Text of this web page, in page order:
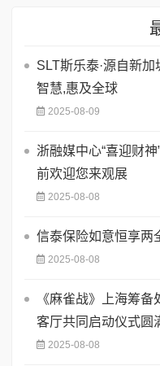
SLT斯乐泰·源自新
智慧,惠及全球
2025-08-09
浙融媒中心“喜迎财
前欢迎您来观展
2025-08-08
信泰保险如意恒享两
2025-08-08
《麻雀战》上海筹
客厅共同启动仪式圆
2025-08-08